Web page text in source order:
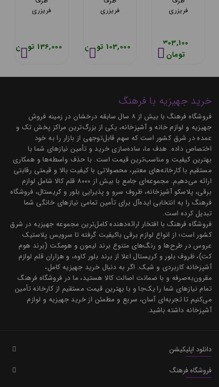
فریزری گرد
هومکت
420,900
فریزری
گرم)
303,100
خرید جهیزیه با فرهنگ
فروشگاه فرهنگ با بیش از ۸ سال سابقه درخشان در زمینه فروش
جهیزیه و لوازم خانه و آشپزخانه، یکی از بزرگ‌ترین مراکز پخش تک و
عمده در شرق کشور است که سهم قابل‌توجهی از بازار را به خود
اختصاص داده. هدف ما، ساده‌سازی خرید و تأمین نیازهای شما با
بهترین کیفیت و مناسب‌ترین قیمت است. با حذف واسطه‌ها و همکاری
مستقیم با کارخانه‌های معتبر، محصولاتی با کیفیت بالا و قیمتی رقابتی
ارائه می‌دهیم. مجموعه‌ای جامع با بیش از ۸۰۰۰ قلم کالا شامل لوازم
برقی، پلاسکو آشپزخانه، ظروف سرو و پذیرایی بلور و کریستال، فروشگاه
فرهنگ را به انتخابی ایده‌آل برای تأمین تمامی نیازهای خانگی شما
تبدیل کرده است.
فروشگاه فرهنگ با افتخار ارائه‌دهنده کامل‌ترین مجموعه جهیزیه در شرق
کشور است؛ از انواع لوازم برقی باکیفیت گرفته تا سرویس پلاستیک
عروس در طرح‌ها و رنگ‌های متنوع برند لیمون و هومکت (برند هوم
کت)، ظروف بلور و کریستال اعلا از برند بلور کاوه، و هزاران قلم لوازم
آشپزخانه کاربردی و شیک. اگر به دنبال خرید جهیزیه کامل،
مقرون‌به‌صرفه و با ضمانت اصالت کالا هستید، ما در فروشگاه فرهنگ
تمام نیازهای شما را یک‌جا و با بهترین قیمت مستقیم از کارخانه تأمین
می‌کنیم تا تجربه‌ای آسان، سریع و مطمئن از خرید جهیزیه و لوازم
آشپزخانه داشته باشید.
دانلود اپلیکیشن
فروشگاه فرهنگ